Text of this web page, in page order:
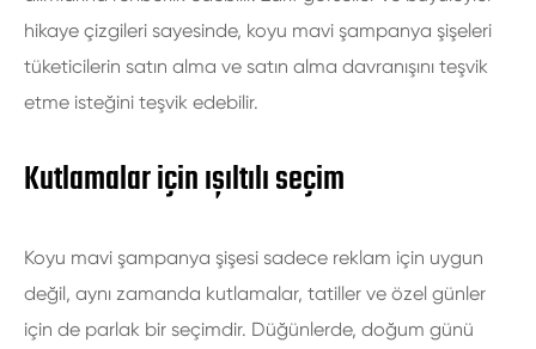
hikaye çizgileri sayesinde, koyu mavi şampanya şişeleri
tüketicilerin satın alma ve satın alma davranışını teşvik
etme isteğini teşvik edebilir.
Kutlamalar için ışıltılı seçim
Koyu mavi şampanya şişesi sadece reklam için uygun
değil, aynı zamanda kutlamalar, tatiller ve özel günler
için de parlak bir seçimdir. Düğünlerde, doğum günü